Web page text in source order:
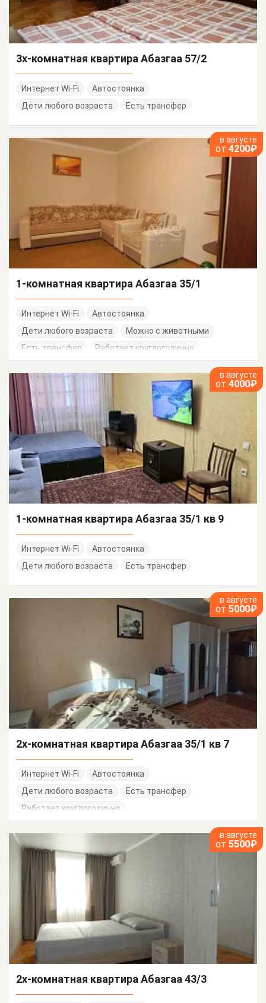
3х-комнатная квартира Абазгаа 57/2
Интернет Wi-Fi
Автостоянка
Дети любого возраста
Есть трансфер
в августе
от 4200₽
1-комнатная квартира Абазгаа 35/1
Интернет Wi-Fi
Автостоянка
Дети любого возраста
Можно с животными
Есть трансфер
Работает круглогодично
в августе
от 4000₽
1-комнатная квартира Абазгаа 35/1 кв 9
Интернет Wi-Fi
Автостоянка
Дети любого возраста
Есть трансфер
в августе
от 5000₽
2х-комнатная квартира Абазгаа 35/1 кв 7
Интернет Wi-Fi
Автостоянка
Дети любого возраста
Есть трансфер
Работает круглогодично
в августе
от 5500₽
2х-комнатная квартира Абазгаа 43/3